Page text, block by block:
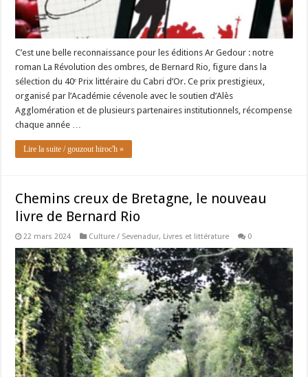
C’est une belle reconnaissance pour les éditions Ar Gedour : notre
roman La Révolution des ombres, de Bernard Rio, figure dans la
sélection du 40ᵉ Prix littéraire du Cabri d’Or. Ce prix prestigieux,
organisé par l’Académie cévenole avec le soutien d’Alès
Agglomération et de plusieurs partenaires institutionnels, récompense
chaque année …
Lire la suite / gouzout hiroc'h »
Chemins creux de Bretagne, le nouveau
livre de Bernard Rio
22 mars 2024 Culture / Sevenadur, Livres et littérature 0